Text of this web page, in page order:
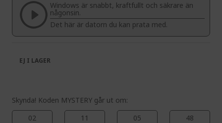
images
gallery
the
images
gallery
Windows är snabbt, kraftfullt och säkrare än
någonsin.
Det här är datorn du kan prata med.
Skynda! Koden MYSTERY går ut om:
02
11 05 48
EJ I LAGER